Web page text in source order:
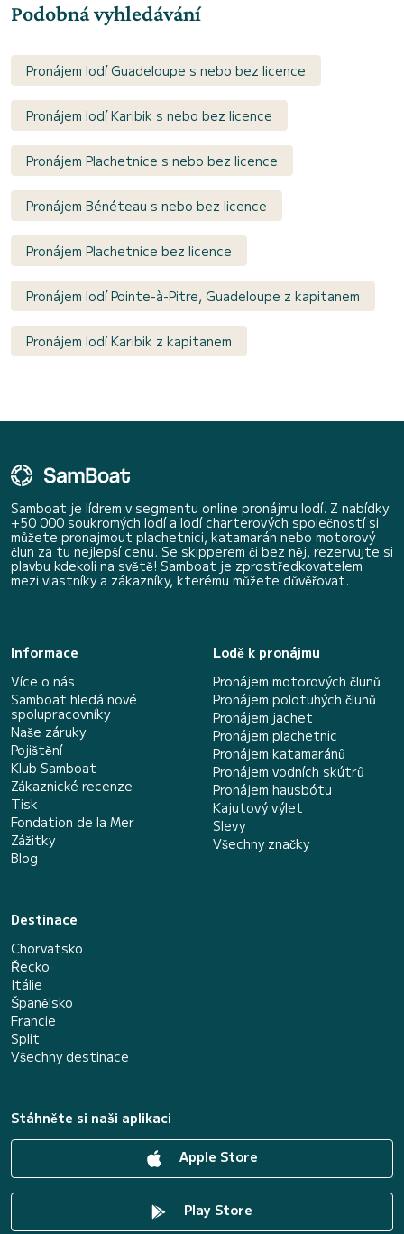
Podobná vyhledávání
Pronájem lodí Guadeloupe s nebo bez licence
Pronájem lodí Karibik s nebo bez licence
Pronájem Plachetnice s nebo bez licence
Pronájem Bénéteau s nebo bez licence
Pronájem Plachetnice bez licence
Pronájem lodí Pointe-à-Pitre, Guadeloupe z kapitanem
Pronájem lodí Karibik z kapitanem
Samboat je lídrem v segmentu online pronájmu lodí. Z nabídky
+50 000 soukromých lodí a lodí charterových společností si
můžete pronajmout plachetnici, katamarán nebo motorový
člun za tu nejlepší cenu. Se skipperem či bez něj, rezervujte si
plavbu kdekoli na světě! Samboat je zprostředkovatelem
mezi vlastníky a zákazníky, kterému můžete důvěřovat.
Informace
Více o nás
Samboat hledá nové
spolupracovníky
Naše záruky
Pojištění
Klub Samboat
Zákaznické recenze
Tisk
Fondation de la Mer
Zážitky
Blog
Lodě k pronájmu
Pronájem motorových člunů
Pronájem polotuhých člunů
Pronájem jachet
Pronájem plachetnic
Pronájem katamaránů
Pronájem vodních skútrů
Pronájem hausbótu
Kajutový výlet
Slevy
Všechny značky
Destinace
Chorvatsko
Řecko
Itálie
Španělsko
Francie
Split
Všechny destinace
Stáhněte si naši aplikaci
Apple Store
Play Store